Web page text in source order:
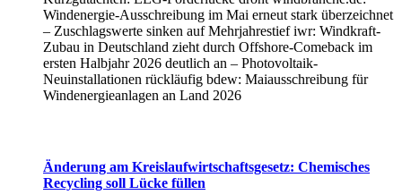
Windenergie-Ausschreibung im Mai erneut stark überzeichnet
– Zuschlagswerte sinken auf Mehrjahrestief iwr: Windkraft-
Zubau in Deutschland zieht durch Offshore-Comeback im
ersten Halbjahr 2026 deutlich an – Photovoltaik-
Neuinstallationen rückläufig bdew: Maiausschreibung für
Windenergieanlagen an Land 2026
Änderung am Kreislaufwirtschaftsgesetz: Chemisches
Recycling soll Lücke füllen